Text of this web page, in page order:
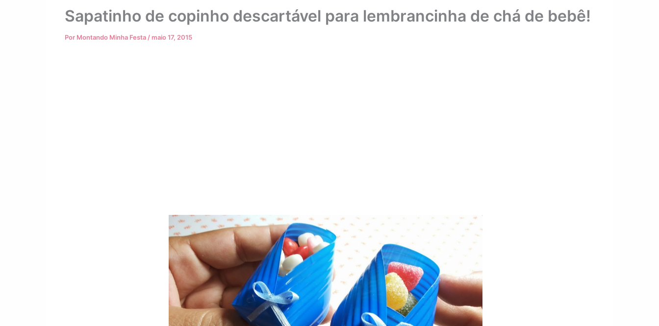
Sapatinho de copinho descartável para lembrancinha de chá de bebê!
Por Montando Minha Festa / maio 17, 2015